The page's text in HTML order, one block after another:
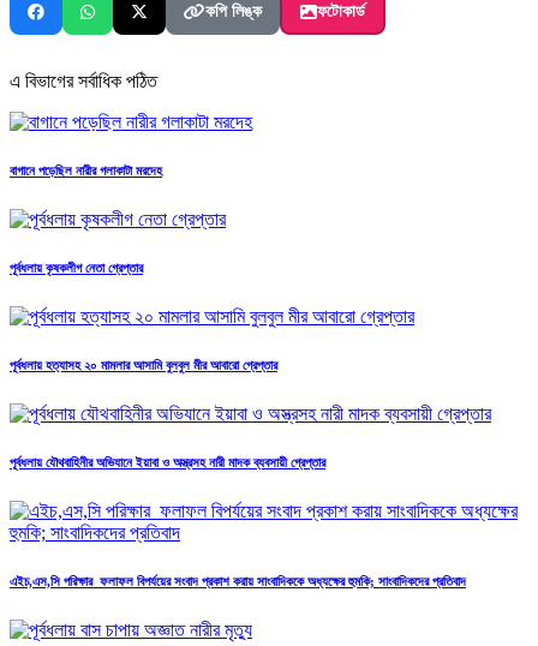
কপি লিঙ্ক ফটোকার্ড
এ বিভাগের সর্বাধিক পঠিত
বাগানে পড়েছিল নারীর গলাকাটা মরদেহ
পূর্বধলায় কৃষকলীগ নেতা গ্রেপ্তার
পূর্বধলায় হত্যাসহ ২০ মামলার আসামি বুলবুল মীর আবারো গ্রেপ্তার
পূর্বধলায় যৌথবাহিনীর অভিযানে ইয়াবা ও অস্ত্রসহ নারী মাদক ব্যবসায়ী গ্রেপ্তার
এইচ,এস,সি পরিক্ষার ফলাফল বিপর্যয়ের সংবাদ প্রকাশ করায় সাংবাদিককে অধ্যক্ষের হুমকি; সাংবাদিকদের প্রতিবাদ